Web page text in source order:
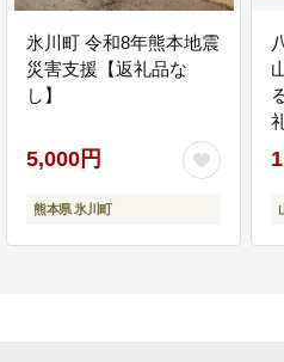
氷川町 令和8年熊本地震
災害支援【返礼品な
し】
5,000円
熊本県 氷川町